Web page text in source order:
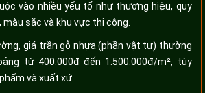
vào nhiều yếu tố như thương hiệu, quy
sắc và khu vực thi công.
giá trần gỗ nhựa (phần vật tư) thường
từ 400.000đ đến 1.500.000đ/m², tùy
và xuất xứ.